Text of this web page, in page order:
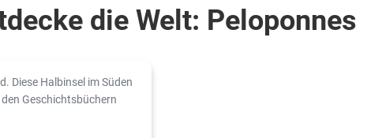
die Welt: Peloponnes
Diese Halbinsel im Süden
Geschichtsbüchern